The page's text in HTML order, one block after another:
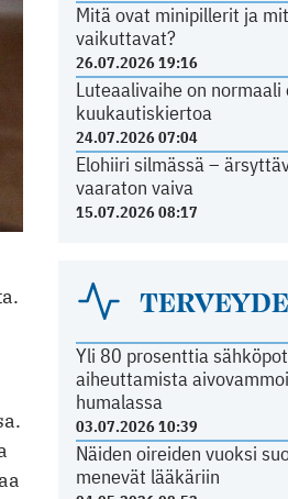
Mitä ovat minipillerit ja
vaikuttavat?
26.07.2026 19:16
Luteaalivaihe on normaali
kuukautiskiertoa
24.07.2026 07:04
Elohiiri silmässä –
vaaraton vaiva
15.07.2026 08:17
Yli 80 prosenttia
aiheuttamista
humalassa
03.07.2026 10:39
Näiden oireiden vuoksi
menevät lääkäriin